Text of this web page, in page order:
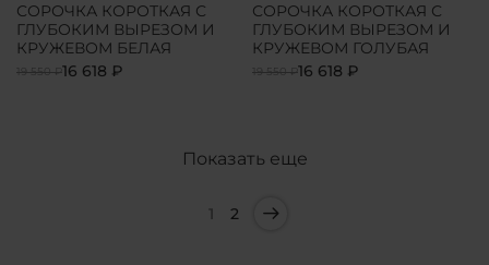
СОРОЧКА КОРОТКАЯ С
ГЛУБОКИМ ВЫРЕЗОМ И
КРУЖЕВОМ БЕЛАЯ
19 550 ₽16 618 ₽
СОРОЧКА КОРОТКАЯ С
ГЛУБОКИМ ВЫРЕЗОМ И
КРУЖЕВОМ ГОЛУБАЯ
19 550 ₽16 618 ₽
Показать еще
1 2